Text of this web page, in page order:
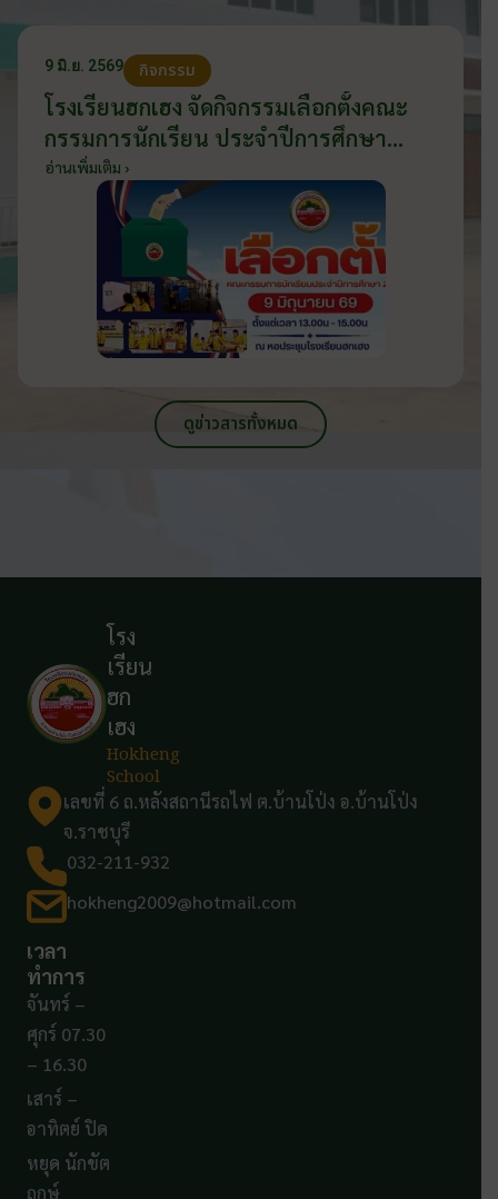
9 มิ.ย. 2569 กิจกรรม
โรงเรียนฮกเฮง จัดกิจกรรมเลือกตั้งคณะ
กรรมการนักเรียน ประจำปีการศึกษา
2569 ส่งเสริมประชาธิปไตยในโรงเรียน
วันที่ 9 มิถุนายน 2569
อ่านเพิ่มเติม ›
ดูข่าวสารทั้งหมด
โรง
เรียน
ฮก
เฮง
Hokheng
School
เลขที่ 6 ถ.หลังสถานีรถไฟ ต.บ้านโป่ง อ.บ้านโป่ง
จ.ราชบุรี
032-211-932
hokheng2009@hotmail.com
เวลา
ทำการ
จันทร์ –
ศุกร์ 07.30
– 16.30
เสาร์ –
อาทิตย์ ปิด
หยุด นักขัต
ฤกษ์